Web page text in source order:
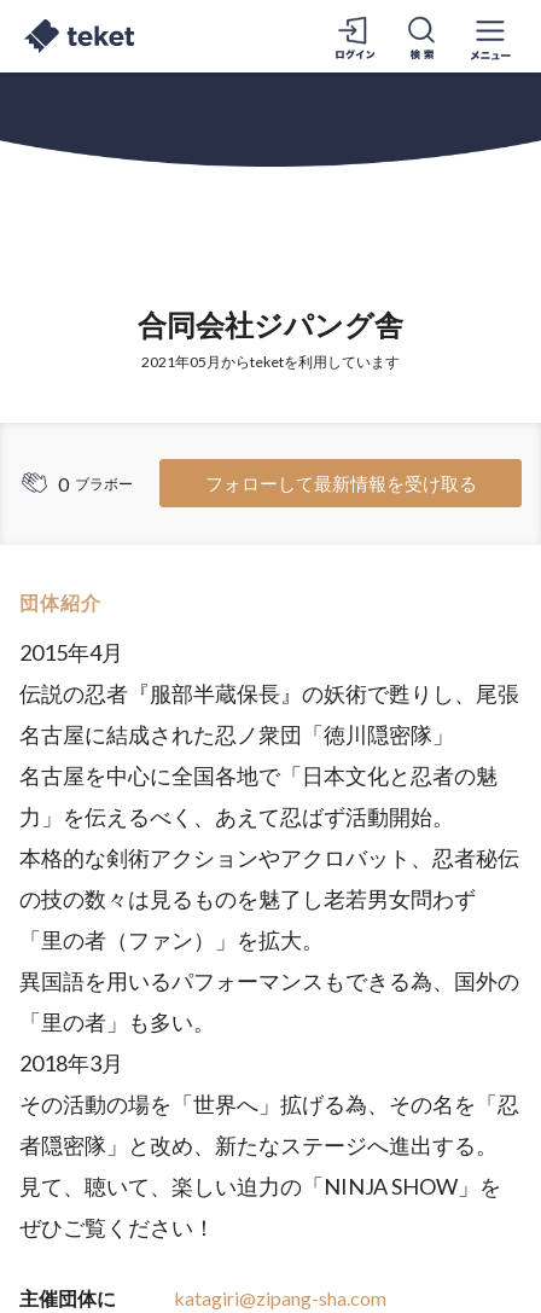
合同会社ジパング舎
2021年05月からteketを利用しています
0 ブラボー フォローして最新情報を受け取る
団体紹介
2015年4月
伝説の忍者『服部半蔵保長』の妖術で甦りし、尾張
名古屋に結成された忍ノ衆団「徳川隠密隊」
名古屋を中心に全国各地で「日本文化と忍者の魅
力」を伝えるべく、あえて忍ばず活動開始。
本格的な剣術アクションやアクロバット、忍者秘伝
の技の数々は見るものを魅了し老若男女問わず
「里の者（ファン）」を拡大。
異国語を用いるパフォーマンスもできる為、国外の
「里の者」も多い。
2018年3月
その活動の場を「世界へ」拡げる為、その名を「忍
者隠密隊」と改め、新たなステージへ進出する。
見て、聴いて、楽しい迫力の「NINJA SHOW」を
ぜひご覧ください！
主催団体に
katagiri@zipang-sha.com